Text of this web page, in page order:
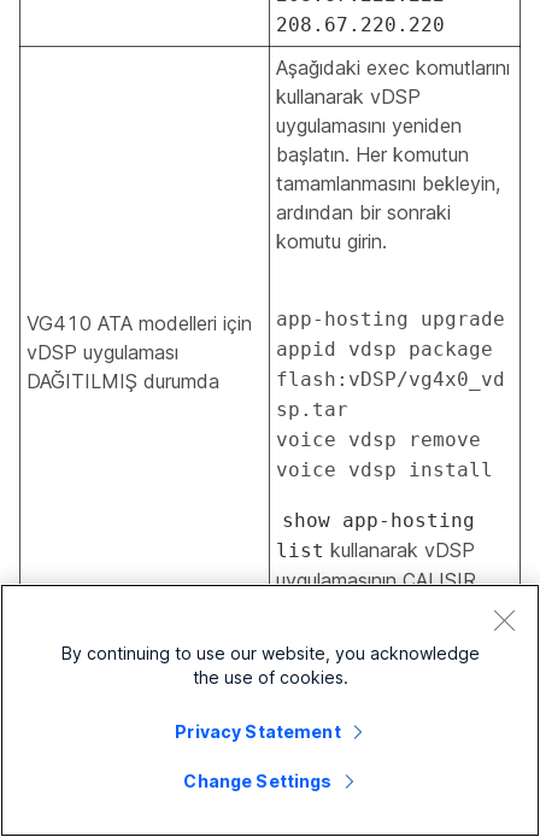
208.67.220.220
VG410 ATA modelleri için
vDSP uygulaması
DAĞITILMIŞ durumda
Aşağıdaki exec komutlarını
kullanarak vDSP
uygulamasını yeniden
başlatın. Her komutun
tamamlanmasını bekleyin,
ardından bir sonraki
komutu girin.
app-hosting upgrade
appid vdsp package
flash:vDSP/vg4x0_vd
sp.tar
voice vdsp remove
voice vdsp install
show app-hosting
list kullanarak vDSP
uygulamasının ÇALIŞIR
Web GUI veya
ilk kurulumu
By continuing to use our website, you acknowledge
the use of cookies.
Privacy Statement
Change Settings